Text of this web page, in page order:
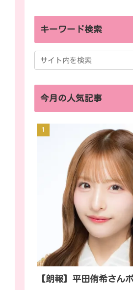
キーワード検索
今月の人気記事
【朗報】平田侑希さん